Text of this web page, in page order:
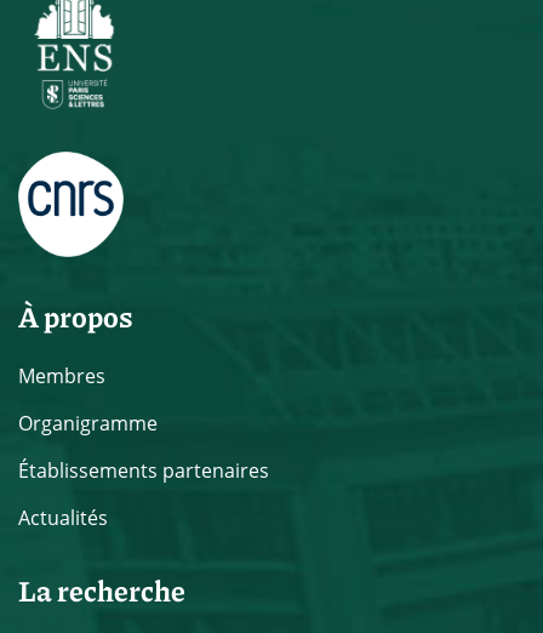
À propos
Membres
Organigramme
Établissements partenaires
Actualités
La recherche